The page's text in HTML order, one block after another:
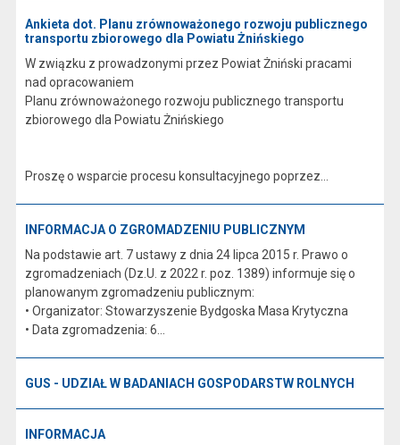
Ankieta dot. Planu zrównoważonego rozwoju publicznego
transportu zbiorowego dla Powiatu Żnińskiego
W związku z prowadzonymi przez Powiat Żniński pracami
nad opracowaniem
Planu zrównoważonego rozwoju publicznego transportu
zbiorowego dla Powiatu Żnińskiego
Proszę o wsparcie procesu konsultacyjnego poprzez...
INFORMACJA O ZGROMADZENIU PUBLICZNYM
Na podstawie art. 7 ustawy z dnia 24 lipca 2015 r. Prawo o
zgromadzeniach (Dz.U. z 2022 r. poz. 1389) informuje się o
planowanym zgromadzeniu publicznym:
• Organizator: Stowarzyszenie Bydgoska Masa Krytyczna
• Data zgromadzenia: 6...
GUS - UDZIAŁ W BADANIACH GOSPODARSTW ROLNYCH
INFORMACJA